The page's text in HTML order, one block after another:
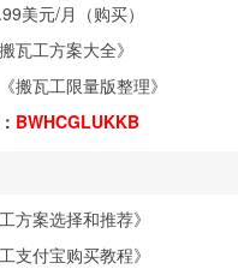
美元/月（购买）
搬瓦工方案大全》
搬瓦工限量版整理》
BWHCGLUKKB
方案选择和推荐》
支付宝购买教程》